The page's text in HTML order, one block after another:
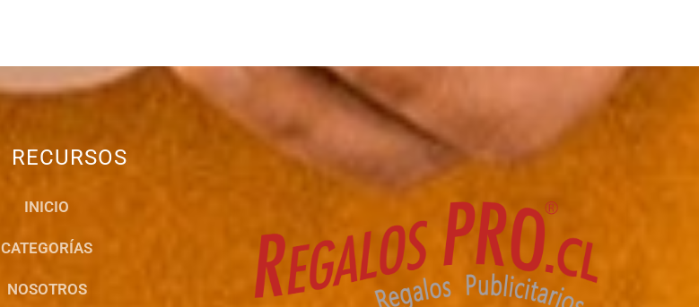
RECURSOS
INICIO
CATEGORÍAS
NOSOTROS